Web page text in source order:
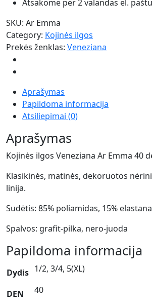
Atsakome per 2 valandas el.
SKU: Ar Emma
Category: Kojinės ilgos
Prekės ženklas: Veneziana
Aprašymas
Papildoma informacija
Atsiliepimai (0)
Aprašymas
Kojinės ilgos Veneziana Ar Emma 40
Klasikinės, matinės, dekoruotos
linija.
Sudėtis: 85% poliamidas, 15%
Spalvos: grafit-pilka, nero-juoda
Papildoma informacija
Dydis 1/2, 3/4, 5(XL)
DEN 40